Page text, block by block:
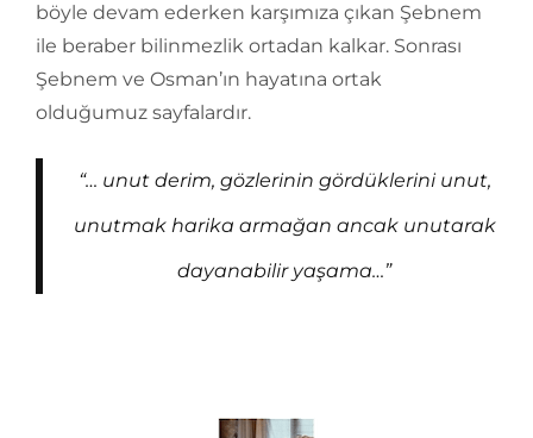
böyle devam ederken karşımıza çıkan Şebnem
ile beraber bilinmezlik ortadan kalkar. Sonrası
Şebnem ve Osman’ın hayatına ortak
olduğumuz sayfalardır.
“… unut derim, gözlerinin gördüklerini unut,
unutmak harika armağan ancak unutarak
dayanabilir yaşama…”